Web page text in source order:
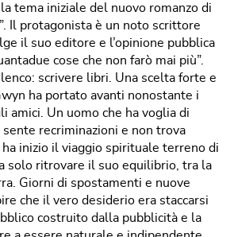
tema iniziale del nuovo romanzo di
Il protagonista è un noto scrittore
il suo editore e l’opinione pubblica
cose che non farò mai più”.
scrivere libri. Una scelta forte e
ha portato avanti nonostante i
amici. Un uomo che ha voglia di
recriminazioni e non trova
inizio il viaggio spirituale terreno di
solo ritrovare il suo equilibrio, tra la
Giorni di spostamenti e nuove
che il vero desiderio era staccarsi
costruito dalla pubblicità e la